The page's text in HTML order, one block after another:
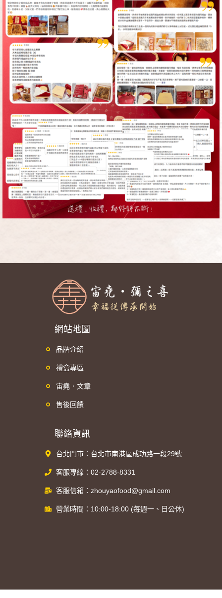
網站地圖
品牌介紹
禮盒專區
宙堯．文章
售後回饋
聯絡資訊
台北門市：台北市南港區成功路一段29號
客服專線：02-2788-8331
客服信箱：zhouyaofood@gmail.com
營業時間：10:00-18:00 (每週一、日公休)